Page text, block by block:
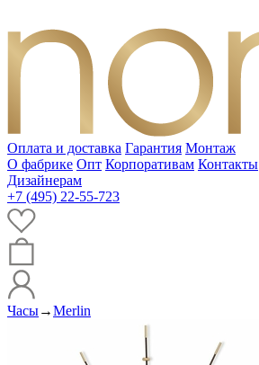
Оплата и доставка Гарантия Монтаж
О фабрике Опт Корпоративам Контакты
Дизайнерам
+7 (495) 22-55-723
Часы→Merlin